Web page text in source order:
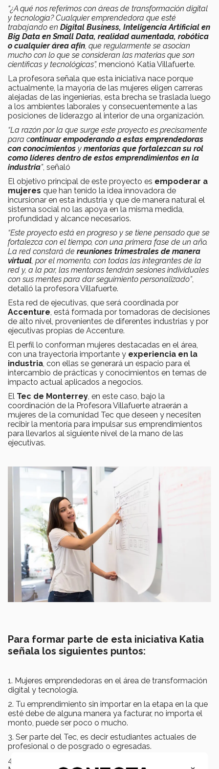
“¿A qué nos referimos con áreas de transformación digital
y tecnología? Cualquier emprendedora que esté
trabajando en Digital Business, Inteligencia Artificial en
Big Data en Small Data, realidad aumentada, robótica
o cualquier área afín, que regularmente se asocian
mucho con lo que se consideran las materias que son
científicas y tecnológicas”, mencionó Katia Villafuerte.
La profesora señala que esta iniciativa nace porque
actualmente, la mayoría de las mujeres eligen carreras
alejadas de las ingenierías, esta brecha se traslada luego
a los ambientes laborales y consecuentemente a las
posiciones de liderazgo al interior de una organización.
“La razón por la que surge este proyecto es precisamente
para continuar empoderando a estas emprendedoras
con conocimientos y mentorías que fortalezcan su rol
como líderes dentro de estos emprendimientos en la
industria”, señaló
El objetivo principal de este proyecto es empoderar a
mujeres que han tenido la idea innovadora de
incursionar en esta industria y que de manera natural el
sistema social no las apoya en la misma medida,
profundidad y alcance necesarios.
“Este proyecto está en progreso y se tiene pensado que se
fortalezca con el tiempo, con una primera fase de un año.
La red constará de reuniones trimestrales de manera
virtual, por el momento, con todas las integrantes de la
red y, a la par, las mentoras tendrán sesiones individuales
con sus mentes para dar seguimiento personalizado”,
detalló la profesora Villafuerte.
Esta red de ejecutivas, que será coordinada por
Accenture, está formada por tomadoras de decisiones
de alto nivel, provenientes de diferentes industrias y por
ejecutivas propias de Accenture.
El perfil lo conforman mujeres destacadas en el área,
con una trayectoria importante y experiencia en la
industria, con ellas se generará un espacio para el
intercambio de prácticas y conocimientos en temas de
impacto actual aplicados a negocios.
El Tec de Monterrey, en este caso, bajo la
coordinación de la Profesora Villafuerte atraerán a
mujeres de la comunidad Tec que deseen y necesiten
recibir la mentoría para impulsar sus emprendimientos
para llevarlos al siguiente nivel de la mano de las
ejecutivas.
Para formar parte de esta iniciativa Katia
señala los siguientes puntos:
1. Mujeres emprendedoras en el área de transformación
digital y tecnología.
2. Tu emprendimiento sin importar en la etapa en la que
esté debe de alguna manera ya facturar, no importa el
monto, puede ser poco o mucho.
3. Ser parte del Tec, es decir estudiantes actuales de
profesional o de posgrado o egresadas.
4. El compromiso será que vengan a la Ciudad de